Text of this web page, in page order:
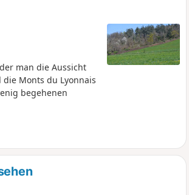
man die Aussicht
Monts du Lyonnais
begehenen